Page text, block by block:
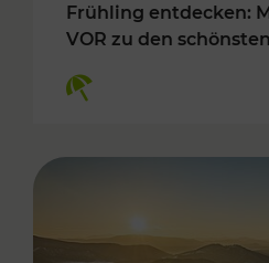
Frühling entdecken:
VOR zu den